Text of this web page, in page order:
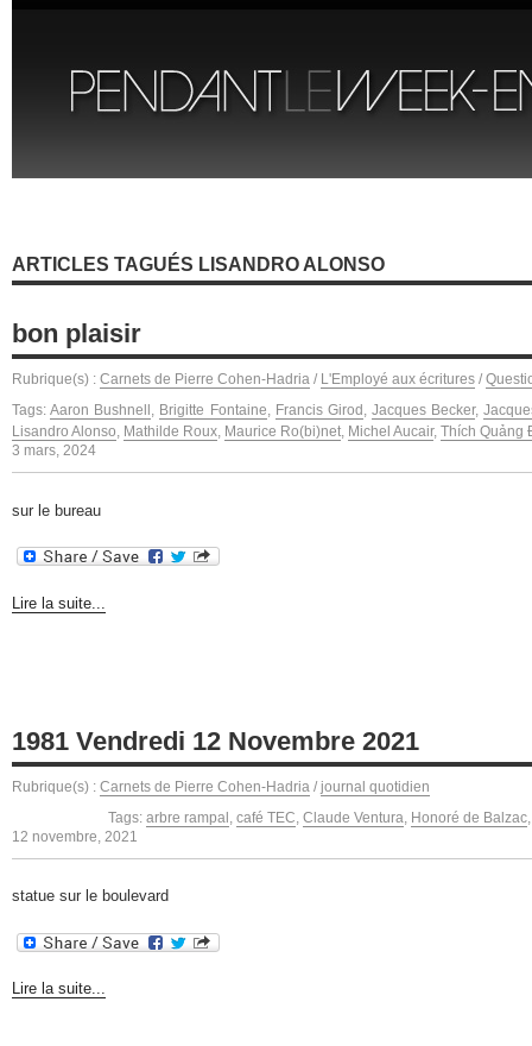
ARTICLES TAGUÉS LISANDRO ALONSO
bon plaisir
Rubrique(s) : Carnets de Pierre Cohen-Hadria / L'Employé aux écritures /
Tags:Aaron Bushnell , Brigitte Fontaine, Francis Girod , Jacques Becker,
Lisandro Alonso, Mathilde Roux, Maurice Ro(bi)net, Michel Aucair, Thích Quảng
3 mars, 2024
sur le bureau
Lire la suite...
1981 Vendredi 12 Novembre 2021
Rubrique(s) : Carnets de Pierre Cohen-Hadria / journal quotidien
Tags: arbre rampal café TEC Claude Ventura Honoré de Balzac
12 novembre, 2021
statue sur le boulevard
Lire la suite...